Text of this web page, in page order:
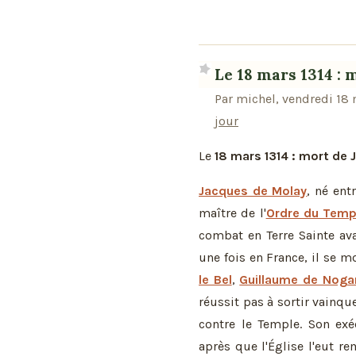
Le 18 mars 1314 :
Par michel, vendredi 18
jour
Le 18 mars 1314 : mort de
Jacques de Molay, né
maître de l'Ordre du
combat en Terre Sainte
une fois en France, il se
le Bel, Guillaume de
réussit pas à sortir
contre le Temple. Son
après que l'Église l'eut